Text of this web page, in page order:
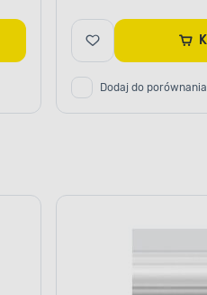
Dodaj do porównania